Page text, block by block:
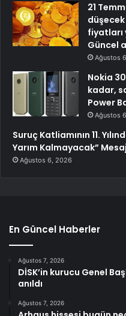
21
düşecek
fiyatları
Güncel
Ağustos
Nokia
kadar,
Power
Ağustos
Suruç Katliamının 11.
Yarım Kalmayacak”
Ağustos 6, 2026
En Güncel Haberler
Ağustos 7, 2026
DİSK’in kurucu Genel
anıldı
Ağustos 7, 2026